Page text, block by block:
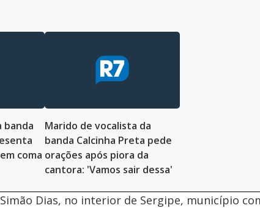
banda
coma
Marido de vocalista da
banda Calcinha Preta pede
orações após piora da
cantora: 'Vamos sair dessa'
Dias, no interior de Sergipe, município